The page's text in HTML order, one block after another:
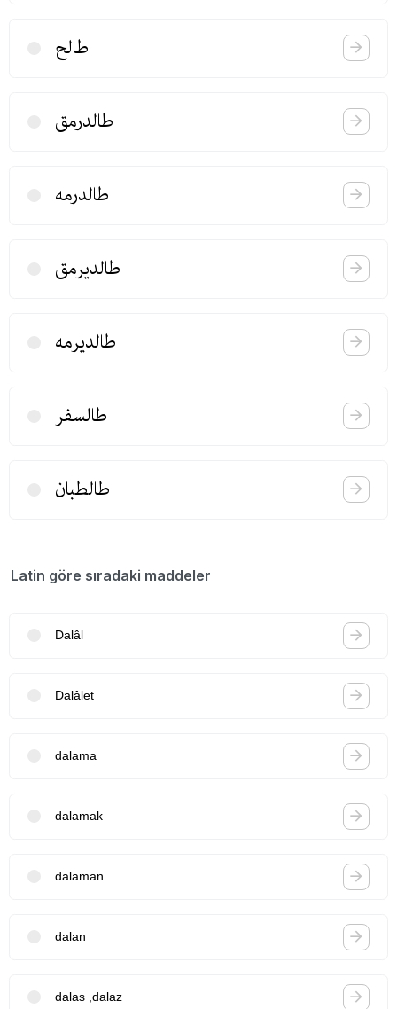
طالح
طالدرمق
طالدرمه
طالدیرمق
طالدیرمه
طالسفر
طالطبان
Latin göre sıradaki maddeler
Dalâl
Dalâlet
dalama
dalamak
dalaman
dalan
dalas ,dalaz